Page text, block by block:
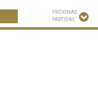
PRÓXIMAS
PARTIDAS